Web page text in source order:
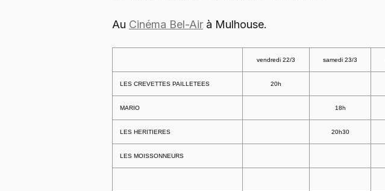
Au Cinéma Bel-Air à Mulhouse.
vendredi 22/3 samedi 23/3
LES CREVETTES PAILLETEES 20h
MARIO 18h
LES HERITIERES 20h30
LES MOISSONNEURS